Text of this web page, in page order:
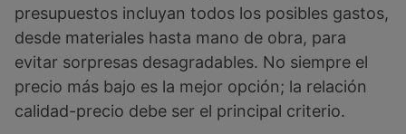
presupuestos incluyan todos los posibles gastos,
desde materiales hasta mano de obra, para
evitar sorpresas desagradables. No siempre el
precio más bajo es la mejor opción; la relación
calidad-precio debe ser el principal criterio.